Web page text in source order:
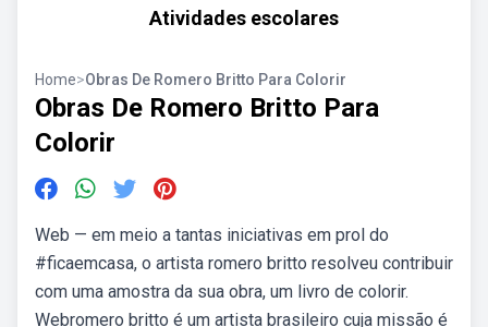
Atividades escolares
Home>Obras De Romero Britto Para Colorir
Obras De Romero Britto Para
Colorir
Web — em meio a tantas iniciativas em prol do
#ficaemcasa, o artista romero britto resolveu contribuir
com uma amostra da sua obra, um livro de colorir.
Webromero britto é um artista brasileiro cuja missão é